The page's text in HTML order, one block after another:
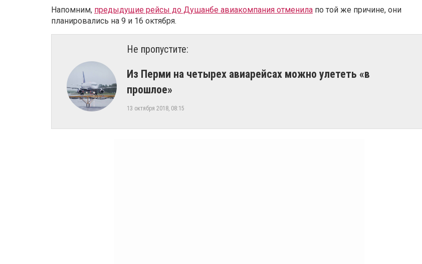
Напомним, предыдущие рейсы до Душанбе авиакомпания отменила по той же причине, они
планировались на 9 и 16 октября.
Не пропустите:
​Из Перми на четырех авиарейсах можно улететь «в
прошлое»
13 октября 2018, 08:15